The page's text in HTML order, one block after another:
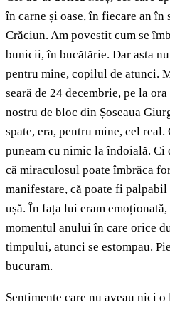
în carne și oase, în fiecare an în
Crăciun. Am povestit cum se
bunicii, în bucătărie. Dar asta
pentru mine, copilul de atunci.
seară de 24 decembrie, pe la
nostru de bloc din Șoseaua
spate, era, pentru mine, cel
puneam cu nimic la îndoială.
că miraculosul poate îmbrăca
manifestare, că poate fi
ușă. În fața lui eram
momentul anului în care orice
timpului, atunci se estompau.
bucuram.
Sentimente care nu aveau nici